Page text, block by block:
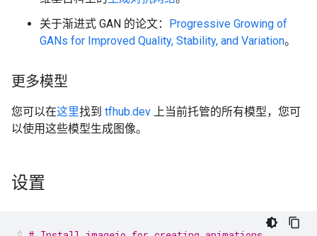
关于渐进式 GAN 的论文： Progressive Growing of
GANs for Improved Quality, Stability, and Variation。
更多模型
您可以在这里找到 tfhub.dev 上当前托管的所有模型，您可
以使用这些模型生成图像。
设置